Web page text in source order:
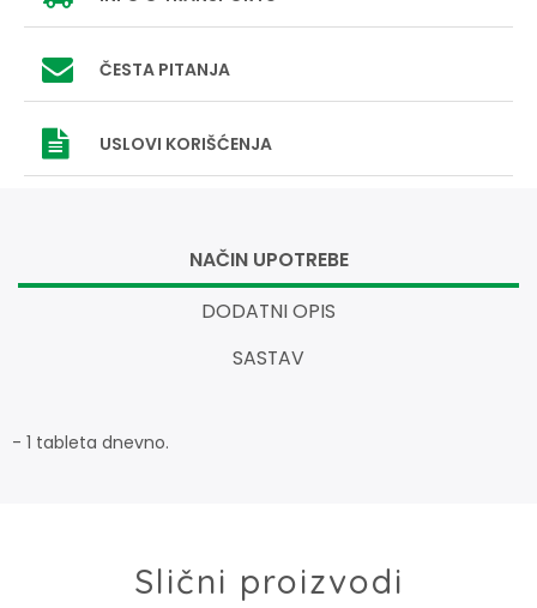
ČESTA PITANJA
USLOVI KORIŠĆENJA
NAČIN UPOTREBE
DODATNI OPIS
SASTAV
- 1 tableta dnevno.
Slični proizvodi